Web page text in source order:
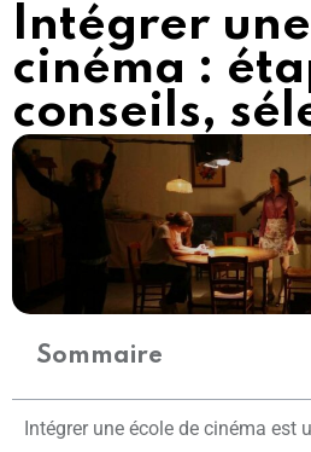
Intégrer
cinéma :
conseils,
Sommaire
Intégrer une école de cinéma est